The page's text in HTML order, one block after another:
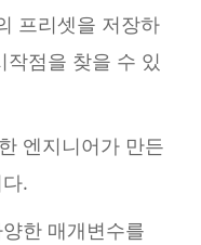
프리셋을 저장하
점을 찾을 수 있
엔지니어가 만든
.
한 매개변수를